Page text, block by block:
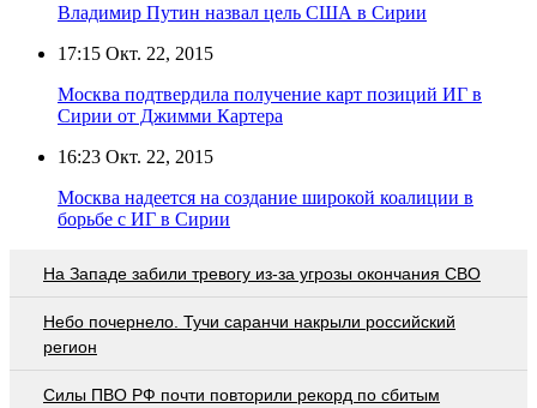
Владимир Путин назвал цель США в Сирии
17:15 Окт. 22, 2015
Москва подтвердила получение карт позиций ИГ в
Сирии от Джимми Картера
16:23 Окт. 22, 2015
Москва надеется на создание широкой коалиции в
борьбе с ИГ в Сирии
На Западе забили тревогу из-за угрозы окончания СВО
Небо почернело. Тучи саранчи накрыли российский
регион
Cилы ПВО РФ почти повторили рекорд по сбитым